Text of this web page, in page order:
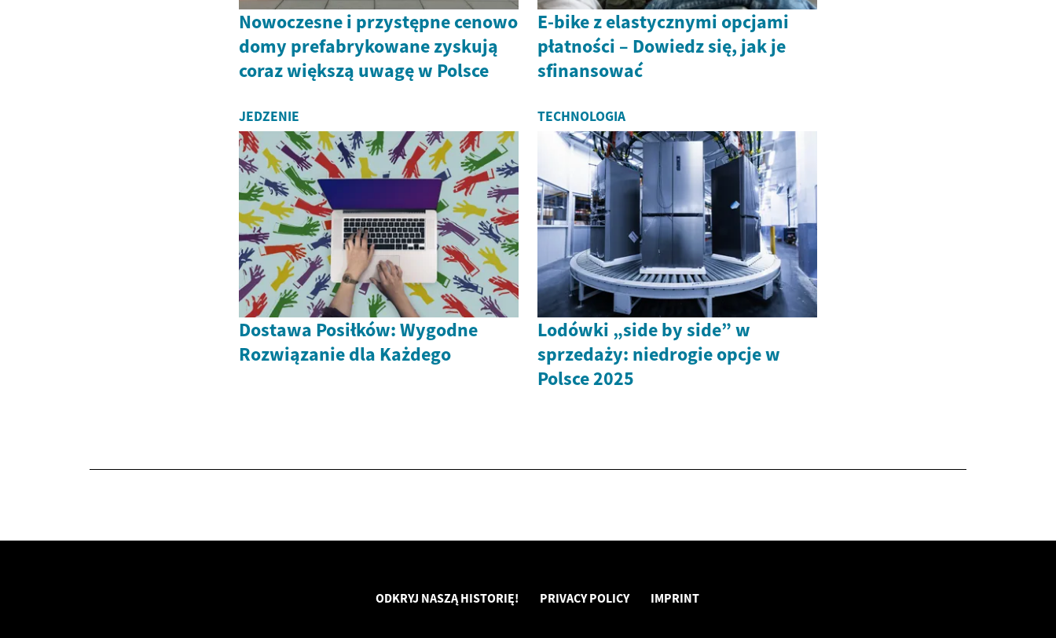
Nowoczesne i przystępne cenowo
domy prefabrykowane zyskują
coraz większą uwagę w Polsce
E-bike z elastycznymi opcjami
płatności – Dowiedz się, jak je
sfinansować
JEDZENIE
Dostawa Posiłków: Wygodne
Rozwiązanie dla Każdego
TECHNOLOGIA
Lodówki „side by side” w
sprzedaży: niedrogie opcje w
Polsce 2025
ODKRYJ NASZĄ HISTORIĘ! PRIVACY POLICY IMPRINT